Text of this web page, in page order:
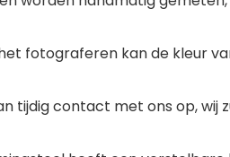
fotograferen kan de kleur
tijdig contact met ons op, wij